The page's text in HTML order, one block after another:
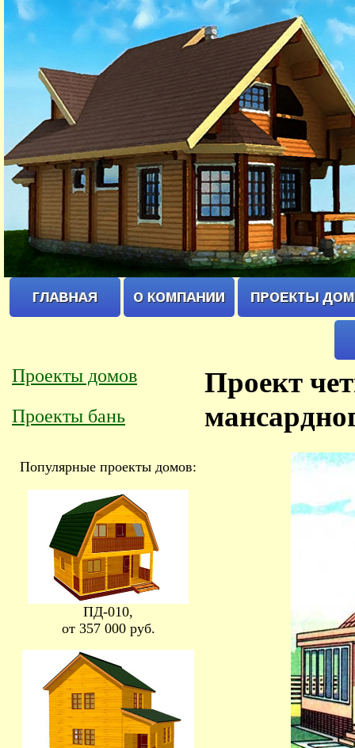
Проекты домов
Проекты бань
Популярные проекты домов:
ПД-010,
от 357 000 руб.
Проект